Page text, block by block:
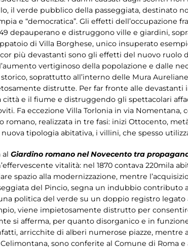
il verde pubblico della passeggiata, destinato
e “democratica”. Gli effetti dell’occupazione
depauperano e distruggono ville e giardini,
di Villa Borghese, unico insuperato
più devastanti sono gli effetti del nuovo ruolo
vertiginoso della popolazione e dalle
soprattutto all’interno delle Mura
distrutte. Per far fronte alle
e il fiume e distruggendo gli spettacolari
Fa eccezione Villa Torlonia in via
realizzata in tre fasi: inizi Ottocento,
tipologia abitativa, i villini, che spesso
al Giardino romano nel Novecento tra
vitalità: nel 1870 contava 220mila
spazio alla modernizzazione, mentre
del Pincio, segna un indubbio
politica del verde su un doppio registro
viene impietosamente distrutto per
si afferma, per quanto disorganico e in
arricchite di alberi numerose piazze,
sono conferite al Comune di Roma